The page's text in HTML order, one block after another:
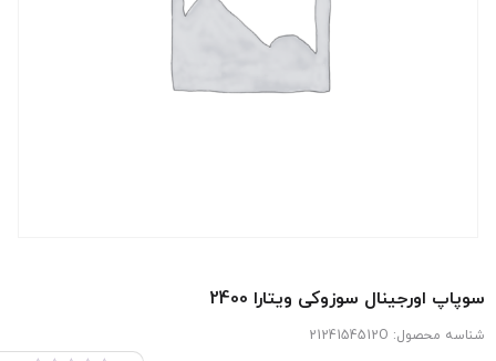
سوپاپ اورجینال سوزوکی ویتارا 2400
شناسه محصول: 2124154512O